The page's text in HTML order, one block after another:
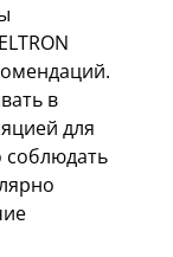
в
для